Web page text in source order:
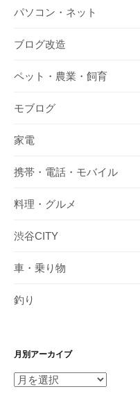
パソコン・ネット
ブログ改造
ペット・農業・飼育
モブログ
家電
携帯・電話・モバイル
料理・グルメ
渋谷CITY
車・乗り物
釣り
月別アーカイブ
月